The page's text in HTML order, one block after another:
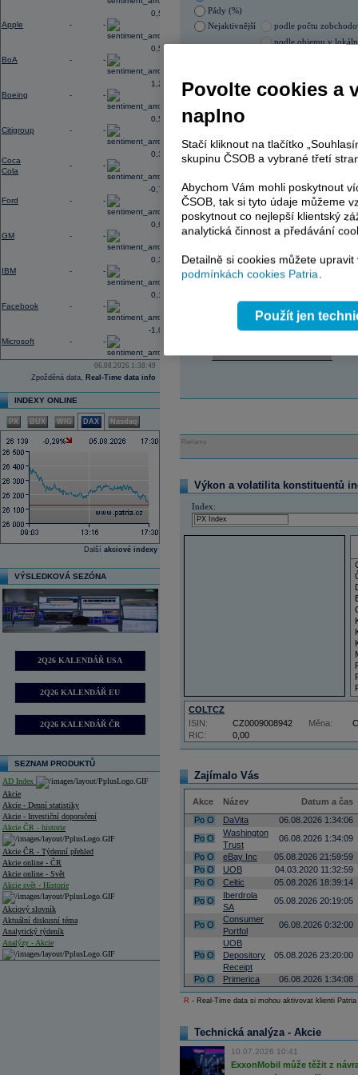
Apple - -
0,52
BoA - -
0,56
Boeing - -
1,28
Citigroup - -
0,56
Coca
Cola
- -
0,31
Ford - -
-0,77
GM - -
0,96
IBM - -
0,33
Facebook - -
0,14
Microsoft - -
-1,09
06.08.2026 1:38:49
Zpožděná data, Real-Time data info
INDEXY ONLINE
PX BUX WIG DAX Nasdaq
Další akciové indexy
VÝSLEDKOVÁ SEZÓNA
2Q26 KALENDÁŘ USA
2Q26 KALENDÁŘ EU
2Q26 KALENDÁŘ ČR
SEZNAM PRODUKTŮ
AD Index
Akcie
Akcie - Denní statistiky
Akcie - Investiční doporučení
Akcie ČR - historie
Akcie ČR - Týdenní přehled
Akcie online - ČR
Akcie online - Svět
Akcie svět - Historie
Akciový slovník
Aktuální diskusní téma
Analytický týdeník
Analýzy - Akcie
Pády (%)
Nejaktivnější
podle počtu
podle objemu v
ERSTE BANK
PHILIP MORRIS ČR
TOMA
ENERGOAQUA
AD index - vývoj
Region Odeslat
Reklama
Výkon a volatilita konstituentů
Index:
COLTCZ
RIC: 0,00
ISIN: CZ0009008942 Měna:
Zajímalo Vás
Akce Název
Datum a čas
Po O DaVita
06.08.2026 1:34:06
Po O
Washington
Trust
06.08.2026 1:34:09
Po O eBay Inc
05.08.2026 21:59:59
Po O UOB
04.03.2020 11:32:59
Po O Celtic
05.08.2026 18:39:14
Po O
Iberdrola
SA
05.08.2026 20:19:05
Po O
Consumer
Portfol
06.08.2026 0:32:00
Po O
UOB
Depository
Receipt
05.08.2026 23:20:00
Po O Primerica 06.08.2026 1:34:08
R - Real-Time data si mohou aktivovat klienti
Technická analýza - Akcie
10.07.2026 10:41
ExxonMobil může těžit z
Povolte cookies a
naplno
Stačí kliknout na tlačítko
skupinu ČSOB a vybrané třetí
Abychom Vám mohli poskytnout
ČSOB, tak si tyto údaje můžeme
poskytnout co nejlepší klientský
analytická činnost a předávání
Detailně si cookies můžete
podmínkách cookies Patria.
Použít jen